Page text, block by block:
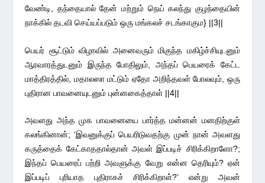
வேண்டி, தந்தையால் தேன் மற்றும் நெய் கலந்து குழந்தையின்
நாக்கில் தடவி செய்யப்படும் ஒரு மங்கலச் சடங்காகும} ||3||
பெயர் சூட்டும் விழாவில் அனைவரும் மிகுந்த மகிழ்ச்சியுடனும்
ஆரவாரத்துடனும் இருந்த போதிலும், அந்தப் பெயரைக் கேட்ட
மாத்திரத்தில், மதாலஸா மட்டும் ஏதோ அறிந்தவள் போலவும், ஒரு
புதிரான பாவனையுடனும் புன்னகைத்தாள் ||4||
அவளது அந்த முக பாவனையை பார்த்த மன்னன் மனதிற்குள்
கலங்கினான்; ‘இவனுக்குப் பெயரிடுவதற்கு முன் நான் அவளது
கருத்தைக் கேட்காததால்தான் அவள் இப்படிச் சிரிக்கிறாளோ?;
இந்தப் பெயரைப் பற்றி அவளுக்கு வேறு என்ன தெரியும்? ஏன்
இப்படிப் புரியாத புதிராகச் சிரிக்கிறாள்?’ என்று அவன்